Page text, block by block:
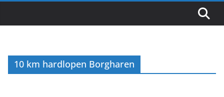
10 km hardlopen Borgharen